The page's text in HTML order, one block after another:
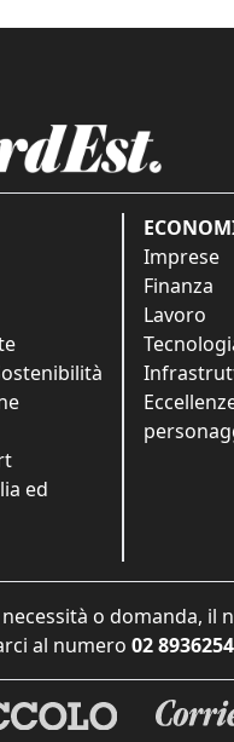
ed
Imprese
Finanza
Lavoro
o domanda, il
al numero 02